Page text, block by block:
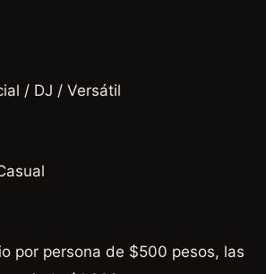
/ DJ / Versátil
por persona de $500 pesos, las